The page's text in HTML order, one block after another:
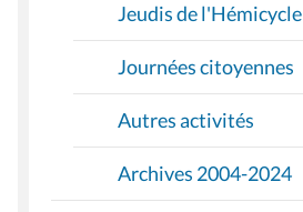
Jeudis de l'Hémicycle
Journées citoyennes
Autres activités
Archives 2004-2024